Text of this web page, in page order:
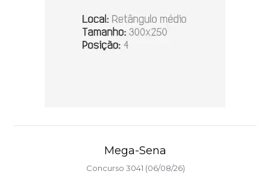
Mega-Sena
Concurso 3041 (06/08/26)